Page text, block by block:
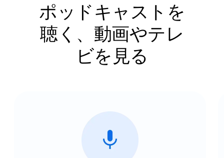
ポッドキャストを
聴く、動画やテレ
ビを見る